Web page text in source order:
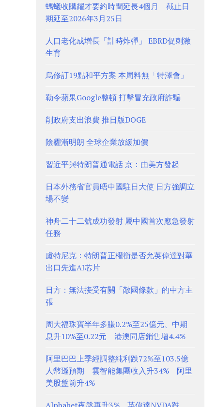
螞蟻收購耀才要約時間延長4個月 截止日
期延至2026年3月25日
人口老化成增長「計時炸彈」 EBRD促刺激
生育
烏修訂19點和平方案 本周料無「特澤會」
勒令蘋果Google整頓 打擊冒充政府詐騙
削政府支出浪費 推日版DOGE
陰霾漸明朗 全球企業放緩加價
習近平與特朗普通電話 京：由美方發起
日本外務省官員晤中國駐日大使 日方強調立
場不變
神舟二十二號成功發射 屬中國首次應急發射
任務
盧特尼克：特朗普正權衡是否允英偉達對華
出口先進AI芯片
日方：無法接受有關「敵國條款」的中方主
張
周大福珠寶半年多賺0.2%至25億元、中期
息升10%至0.22元 港澳同店銷售增4.4%
阿里巴巴上季經調整純利跌72%至103.5億
人幣遜預期 雲智能集團收入升34% 阿里
美股盤前升4%